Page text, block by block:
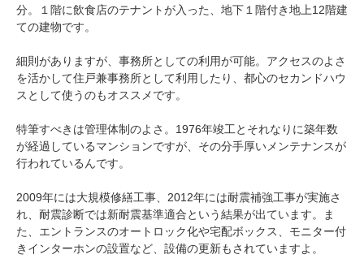
分。１階に飲食店のテナントが入った、地下１階付き地上12階建
ての建物です。
細則がありますが、事務所としての利用が可能。アクセスのよさ
を活かして住戸兼事務所として利用したり、都心のセカンドハウ
スとして使うのもオススメです。
特筆すべきは管理体制のよさ。1976年竣工とそれなりに築年数
が経過しているマンションですが、その分手厚いメンテナンスが
行われているんです。
2009年には大規模修繕工事、2012年には耐震補強工事が実施さ
れ、耐震診断では新耐震基準適合という結果が出ています。ま
た、エントランスのオートロック化や宅配ボックス、モニター付
きインターホンの設置など、設備の更新もされていますよ。